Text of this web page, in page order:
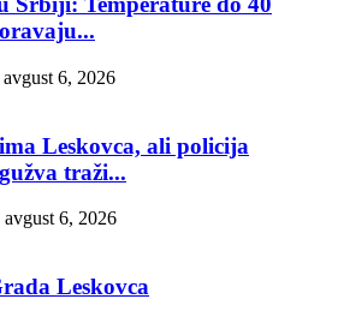
avgust 6, 2026
Leskovca, ali policija
traži...
avgust 6, 2026
Leskovca